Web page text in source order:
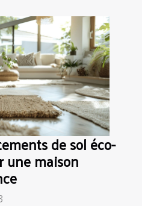
de sol éco-
une maison